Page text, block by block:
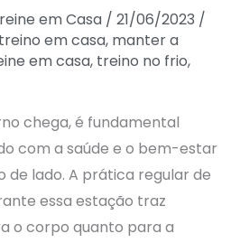
em Casa / 21/06/2023 /
em casa, manter a
em casa, treino no frio,
chega, é fundamental
com a saúde e o bem-estar
de lado. A prática regular de
essa estação traz
o corpo quanto para a